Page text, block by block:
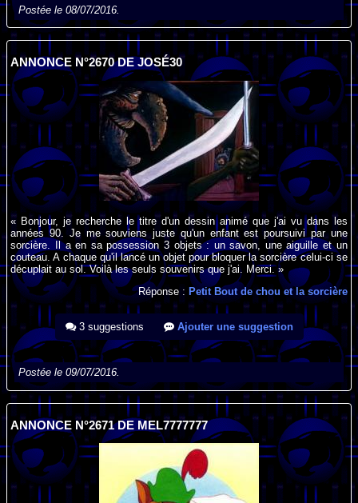
Postée le 08/07/2016.
ANNONCE N°2670 DE JOSÉ30
« Bonjour, je recherche le titre d'un dessin animé que j'ai vu dans les
années 90. Je me souviens juste qu'un enfant est poursuivi par une
sorcière. Il a en sa possession 3 objets : un savon, une aiguille et un
couteau. A chaque qu'il lancé un objet pour bloquer la sorcière celui-ci se
décuplait au sol. Voilà les seuls souvenirs que j'ai. Merci. »
Réponse : Petit Bout de chou et la sorcière
3 suggestions Ajouter une suggestion
Postée le 09/07/2016.
ANNONCE N°2671 DE MEL7777777